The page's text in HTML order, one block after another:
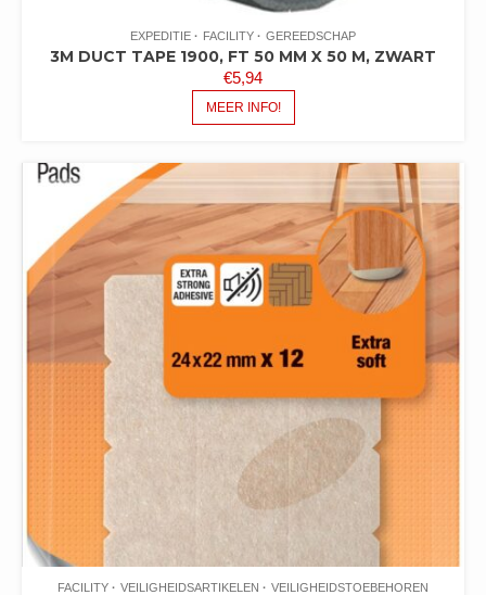
EXPEDITIE FACILITY GEREEDSCHAP
3M DUCT TAPE 1900, FT 50 MM X 50 M, ZWART
€5,94
MEER INFO!
FACILITY VEILIGHEIDSARTIKELEN VEILIGHEIDSTOEBEHOREN